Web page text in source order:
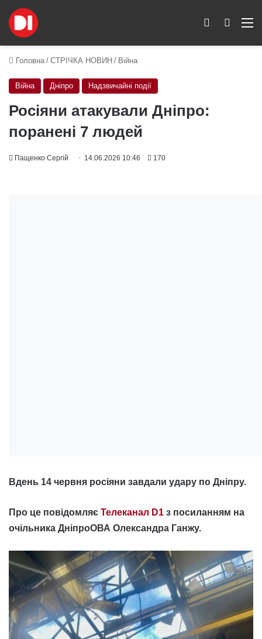
Пошук
Switch skin
Головна / СТРІЧКА НОВИН / Війна
Війна Дніпро Надзвичайні події
Росіяни атакували Дніпро:
поранені 7 людей
Пащенко Сергій 14.06.2026 10:46 170
Вдень 14 червня росіяни завдали удару по Дніпру.
Про це повідомляє Телеканал D1 з посиланням на
очільника ДніпроОВА Олександра Ганжу.